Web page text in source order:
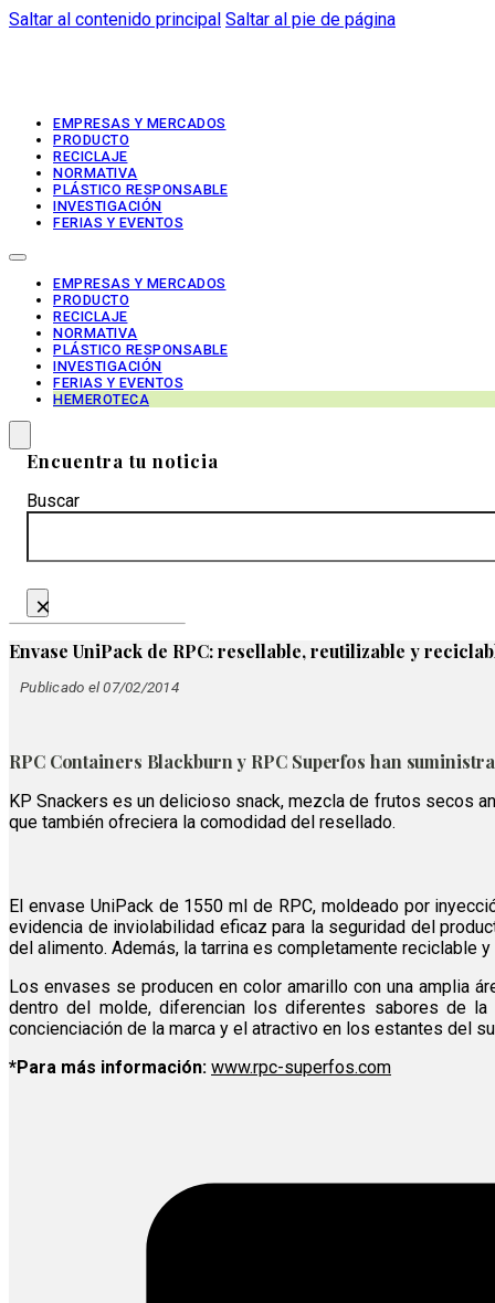
Saltar al contenido principal Saltar al pie de página
EMPRESAS Y MERCADOS
PRODUCTO
RECICLAJE
NORMATIVA
PLÁSTICO RESPONSABLE
INVESTIGACIÓN
FERIAS Y EVENTOS
EMPRESAS Y MERCADOS
PRODUCTO
RECICLAJE
NORMATIVA
PLÁSTICO RESPONSABLE
INVESTIGACIÓN
FERIAS Y EVENTOS
HEMEROTECA
Encuentra tu noticia
Buscar
×
Envase UniPack de RPC: resellable, reutilizable y
Publicado el 07/02/2014
RPC Containers Blackburn y RPC Superfos han
KP Snackers es un delicioso snack, mezcla de frutos secos
que también ofreciera la comodidad del resellado.
El envase UniPack de 1550 ml de RPC, moldeado por
evidencia de inviolabilidad eficaz para la seguridad del
del alimento. Además, la tarrina es completamente
Los envases se producen en color amarillo con una amplia
dentro del molde, diferencian los diferentes sabores de
concienciación de la marca y el atractivo en los estantes del
*Para más información: www.rpc-superfos.com